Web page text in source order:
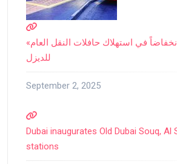
«طرق دبي»: 33% انخفاضاً في استهلاك حافلات النقل العام
للديزل
September 2, 2025
Dubai inaugurates Old Dubai Souq, Al
stations